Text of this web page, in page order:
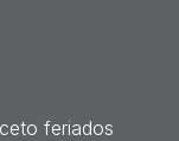
feriados